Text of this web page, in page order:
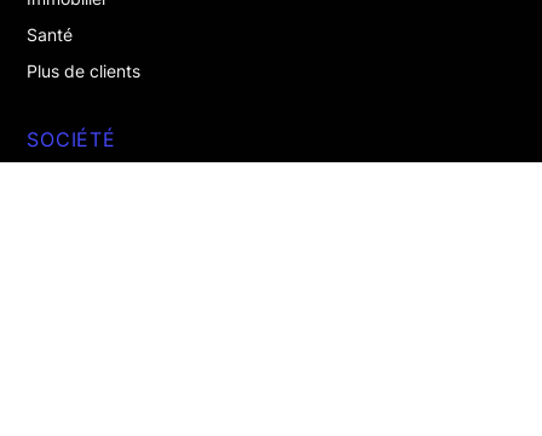
Santé
Plus de clients
SOCIÉTÉ